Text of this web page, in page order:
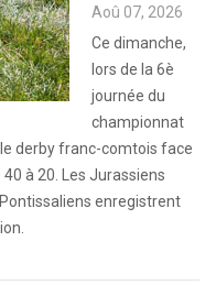
Aoû 07, 2026
Ce dimanche,
lors de la 6è
journée du
championnat
derby franc-comtois face
à 20. Les Jurassiens
enregistrent